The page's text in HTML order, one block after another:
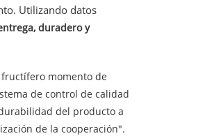
Utilizando datos
duradero y
momento de
de control de calidad
del producto a
de la cooperación".